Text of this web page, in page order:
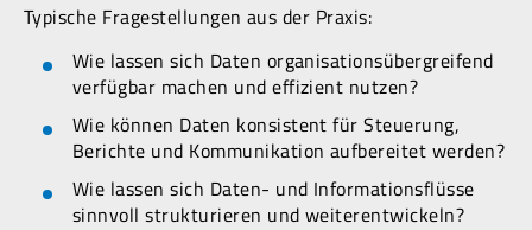
Typische Fragestellungen aus der Praxis:
Wie lassen sich Daten organisationsübergreifend
verfügbar machen und effizient nutzen?
Wie können Daten konsistent für Steuerung,
Berichte und Kommunikation aufbereitet werden?
Wie lassen sich Daten- und Informationsflüsse
sinnvoll strukturieren und weiterentwickeln?